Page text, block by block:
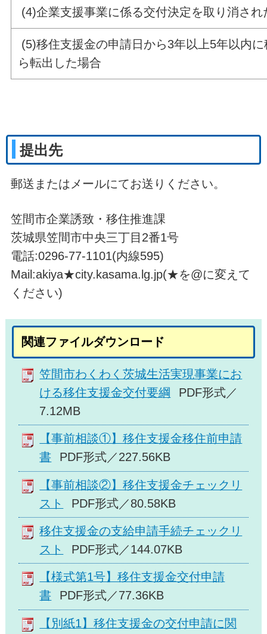
(4)企業支援事業に係る交付決定を取り消され
(5)移住支援金の申請日から3年以上5年以内
ら転出した場合
提出先
郵送またはメールにてお送りください。
笠間市企業誘致・移住推進課
茨城県笠間市中央三丁目2番1号
電話:0296-77-1101(内線595)
Mail:akiya★city.kasama.lg.jp(★を@に変えて
ください)
関連ファイルダウンロード
笠間市わくわく茨城生活実現事業にお
ける移住支援金交付要綱
PDF形式／
7.12MB
【事前相談①】移住支援金移住前申請
書
PDF形式／227.56KB
【事前相談②】移住支援金チェックリ
スト
PDF形式／80.58KB
移住支援金の支給申請手続チェックリ
スト
PDF形式／144.07KB
【様式第1号】移住支援金交付申請
書
PDF形式／77.36KB
【別紙1】移住支援金の交付申請に関